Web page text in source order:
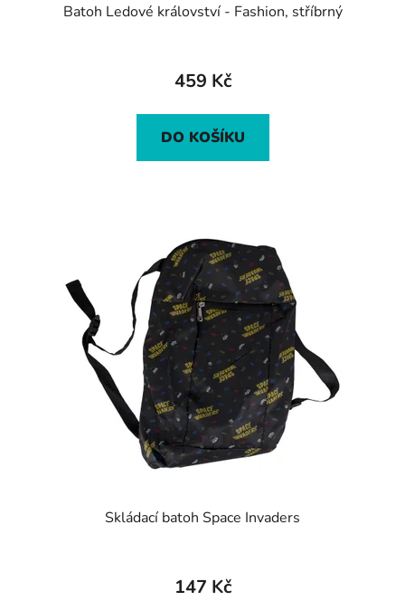
Batoh Ledové království - Fashion, stříbrný
459 Kč
DO KOŠÍKU
Skládací batoh Space Invaders
147 Kč